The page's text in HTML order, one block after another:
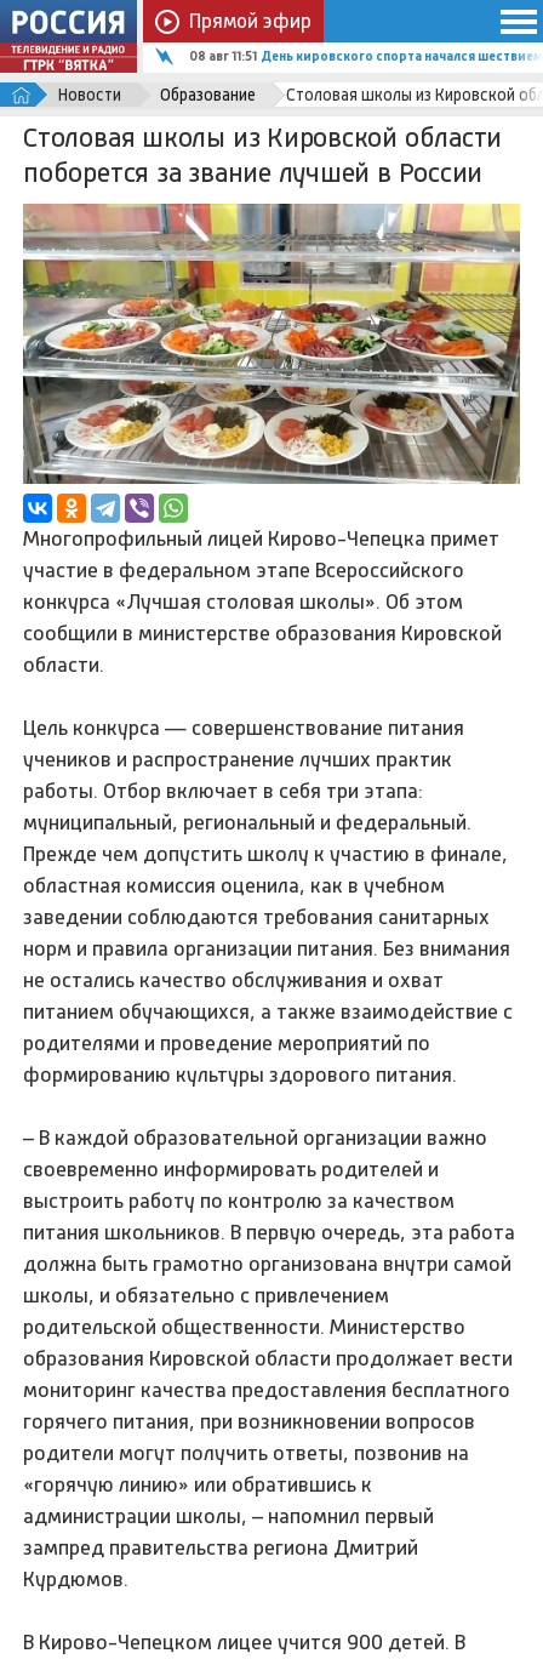
Прямой эфир
08 авг 11:51 День кировского спорта начался шествием
Новости Образование Столовая школы из Кировской
Столовая школы из Кировской области
поборется за звание лучшей в России
Многопрофильный лицей Кирово-Чепецка примет
участие в федеральном этапе Всероссийского
конкурса «Лучшая столовая школы». Об этом
сообщили в министерстве образования Кировской
области.
Цель конкурса — совершенствование питания
учеников и распространение лучших практик
работы. Отбор включает в себя три этапа:
муниципальный, региональный и федеральный.
Прежде чем допустить школу к участию в финале,
областная комиссия оценила, как в учебном
заведении соблюдаются требования санитарных
норм и правила организации питания. Без внимания
не остались качество обслуживания и охват
питанием обучающихся, а также взаимодействие с
родителями и проведение мероприятий по
формированию культуры здорового питания.
– В каждой образовательной организации важно
своевременно информировать родителей и
выстроить работу по контролю за качеством
питания школьников. В первую очередь, эта работа
должна быть грамотно организована внутри самой
школы, и обязательно с привлечением
родительской общественности. Министерство
образования Кировской области продолжает вести
мониторинг качества предоставления бесплатного
горячего питания, при возникновении вопросов
родители могут получить ответы, позвонив на
«горячую линию» или обратившись к
администрации школы, – напомнил первый
зампред правительства региона Дмитрий
Курдюмов.
В Кирово-Чепецком лицее учится 900 детей. В